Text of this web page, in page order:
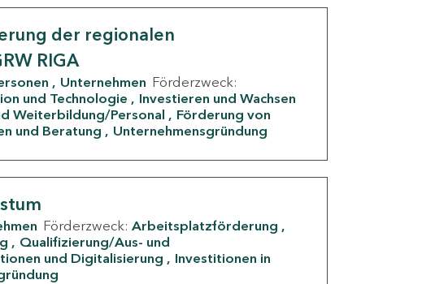
der regionalen
RIGA
Unternehmen Förderzweck:
und Technologie
Investieren und Wachsen
Weiterbildung/Personal
Förderung von
und Beratung Unternehmensgründung
Förderzweck: Arbeitsplatzförderung
Qualifizierung/Aus- und
und Digitalisierung
Investitionen in